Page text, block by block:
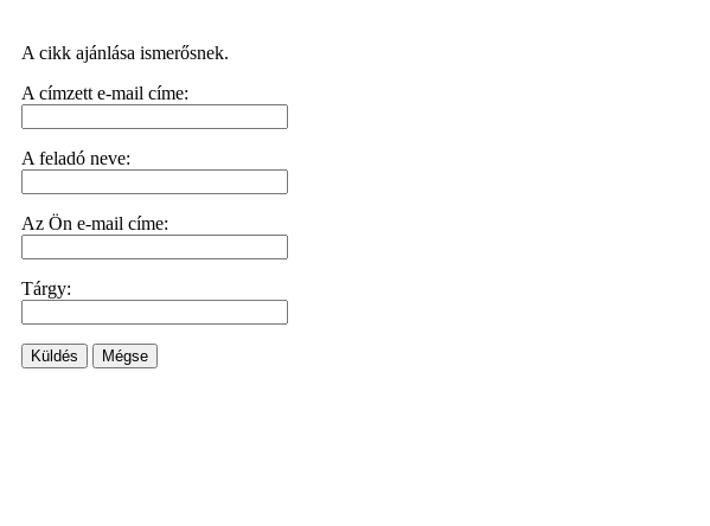
A cikk ajánlása ismerősnek.
A címzett e-mail címe:
A feladó neve:
Az Ön e-mail címe:
Tárgy:
Küldés Mégse